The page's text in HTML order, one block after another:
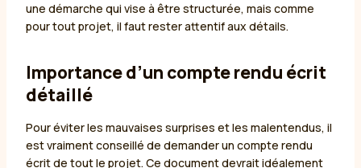
une démarche qui vise à être structurée, mais comme
pour tout projet, il faut rester attentif aux détails.
Importance d’un compte rendu écrit
détaillé
Pour éviter les mauvaises surprises et les malentendus, il
est vraiment conseillé de demander un compte rendu
écrit de tout le projet. Ce document devrait idéalement